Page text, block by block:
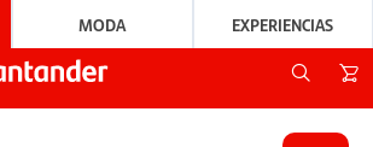
MODA EXPERIENCIAS